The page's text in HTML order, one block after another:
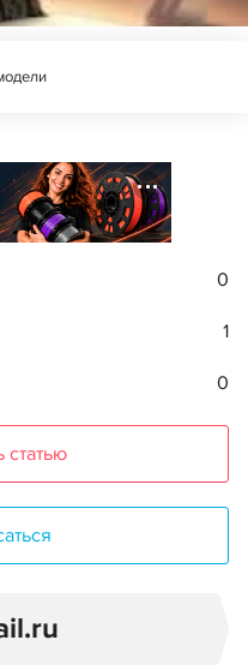
0
1
0
статью